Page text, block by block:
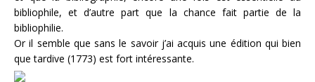
bibliophile, et d’autre part que la chance fait partie de la
bibliophilie.
Or il semble que sans le savoir j’ai acquis une édition qui bien
que tardive (1773) est fort intéressante.